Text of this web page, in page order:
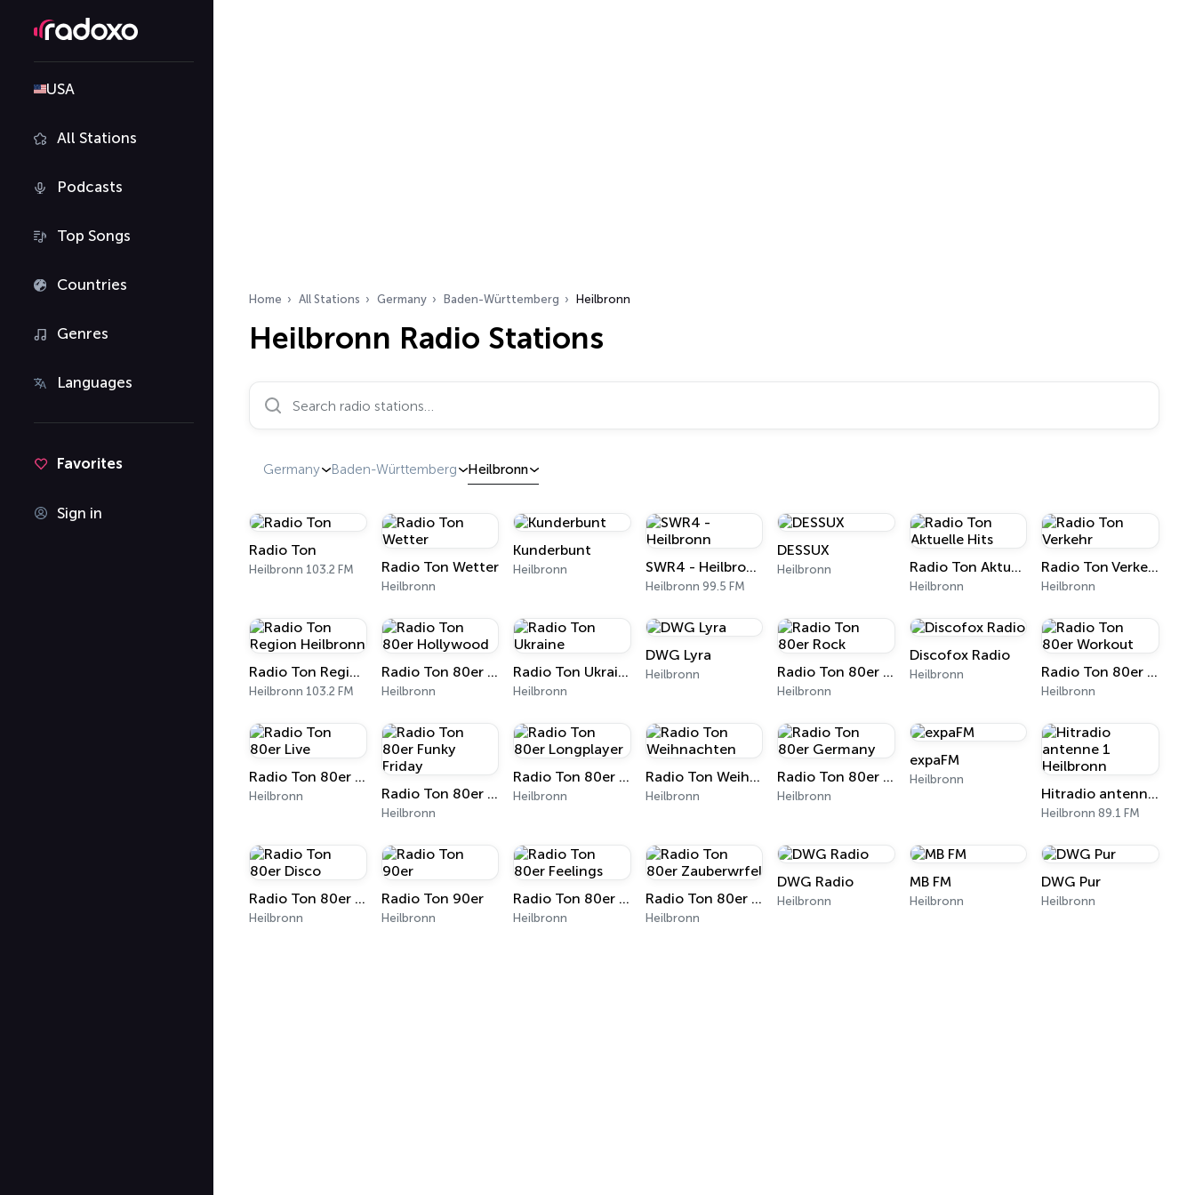
USA
All Stations
Podcasts
Top Songs
Countries
Genres
Languages
Favorites
Sign in
Home All Stations Germany Baden-Württemberg Heilbronn
Heilbronn Radio Stations
Search radio stations…
Germany Baden-Württemberg Heilbronn
Radio Ton
Heilbronn 103.2 FM Radio Ton Wetter
Heilbronn
Kunderbunt
Heilbronn SWR4 - Heilbronn
Heilbronn 99.5 FM
DESSUX
Heilbronn Radio Ton Aktuelle Hits
Heilbronn
Radio Ton Verkehr
Heilbronn
Radio Ton Region Heilbronn
Heilbronn 103.2 FM
Radio Ton 80er Hollywood
Heilbronn
Radio Ton Ukraine
Heilbronn
DWG Lyra
Heilbronn Radio Ton 80er Rock
Heilbronn
Discofox Radio
Heilbronn Radio Ton 80er Workout
Heilbronn
Radio Ton 80er Live
Heilbronn Radio Ton 80er Funky Friday
Heilbronn
Radio Ton 80er Longplayer
Heilbronn
Radio Ton Weihnachten
Heilbronn
Radio Ton 80er Germany
Heilbronn
expaFM
Heilbronn
Hitradio antenne 1 Heilbronn
Heilbronn 89.1 FM
Radio Ton 80er Disco
Heilbronn
Radio Ton 90er
Heilbronn
Radio Ton 80er Feelings
Heilbronn
Radio Ton 80er Zauberwrfel
Heilbronn
DWG Radio
Heilbronn
MB FM
Heilbronn
DWG Pur
Heilbronn